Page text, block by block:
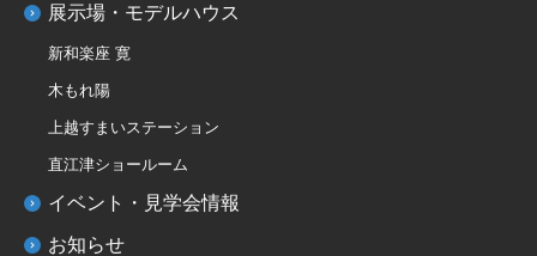
展示場・モデルハウス
新和楽座 寛
木もれ陽
上越すまいステーション
直江津ショールーム
イベント・見学会情報
お知らせ